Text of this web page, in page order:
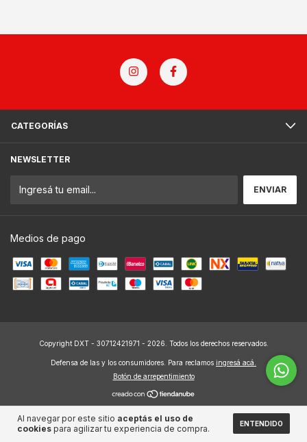
Al navegar por este sitio aceptás el uso de
cookies para agilizar tu experiencia de compra. ENTENDIDO
CATEGORÍAS
NEWSLETTER
Medios de pago
Copyright DXT - 30712421971 - 2026. Todos los derechos reservados.
Defensa de las y los consumidores. Para reclamos ingresá acá.
Botón de arrepentimiento